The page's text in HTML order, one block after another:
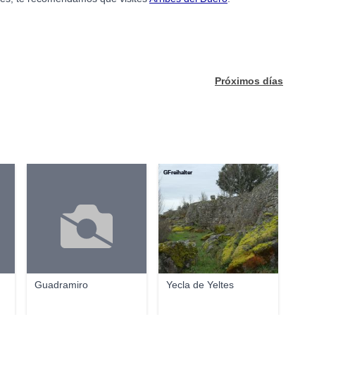
Próximos días
Guadramiro Yecla de Yeltes
GFreihalter